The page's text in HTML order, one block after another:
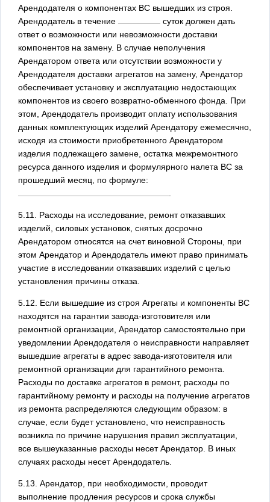
Арендодателя о компонентах ВС вышедших из строя.
Арендодатель в течение
суток должен дать
ответ о возможности или невозможности доставки
компонентов на замену. В случае неполучения
Арендатором ответа или отсутствии возможности у
Арендодателя доставки агрегатов на замену, Арендатор
обеспечивает установку и эксплуатацию недостающих
компонентов из своего возвратно-обменного фонда. При
этом, Арендодатель производит оплату использования
данных комплектующих изделий Арендатору ежемесячно,
исходя из стоимости приобретенного Арендатором
изделия подлежащего замене, остатка межремонтного
ресурса данного изделия и формулярного налета ВС за
прошедший месяц, по формуле:
5.11. Расходы на исследование, ремонт отказавших
изделий, силовых установок, снятых досрочно
Арендатором относятся на счет виновной Стороны, при
этом Арендатор и Арендодатель имеют право принимать
участие в исследовании отказавших изделий с целью
установления причины отказа.
5.12. Если вышедшие из строя Агрегаты и компоненты ВС
находятся на гарантии завода-изготовителя или
ремонтной организации, Арендатор самостоятельно при
уведомлении Арендодателя о неисправности направляет
вышедшие агрегаты в адрес завода-изготовителя или
ремонтной организации для гарантийного ремонта.
Расходы по доставке агрегатов в ремонт, расходы по
гарантийному ремонту и расходы на получение агрегатов
из ремонта распределяются следующим образом: в
случае, если будет установлено, что неисправность
возникла по причине нарушения правил эксплуатации,
все вышеуказанные расходы несет Арендатор. В иных
случаях расходы несет Арендодатель.
5.13. Арендатор, при необходимости, проводит
выполнение продления ресурсов и срока службы